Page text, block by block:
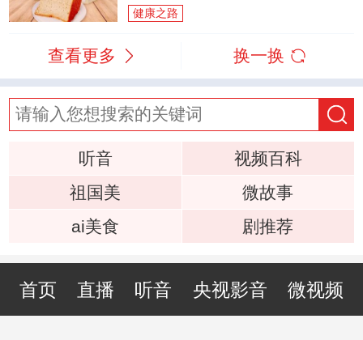
健康之路
查看更多 换一换
听音
视频百科
祖国美
微故事
ai美食
剧推荐
首页 直播 听音 央视影音 微视频